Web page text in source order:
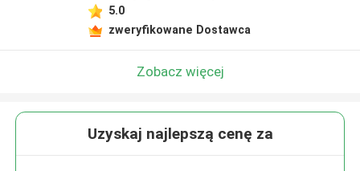
5.0
zweryfikowane Dostawca
Zobacz więcej
Uzyskaj najlepszą cenę za